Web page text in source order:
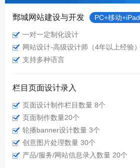
鄄城网站建设与开发 PC+移动+iPad
一对一定制化设计
网站设计-高级设计师（4年以上经验）
支持多种语言
栏目页面设计录入
页面设计制作栏目数量 8个
页面制作数量20个
轮播banner设计数量 3个
创意图片处理数量 30个
产品/服务/网站信息录入数量 20个